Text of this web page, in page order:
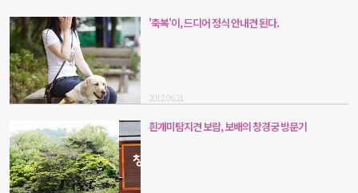
'축복'이, 드디어 정식 안내견 된다.
2012.06.21
흰개미탐지견 보람, 보배의 창경궁 방문기